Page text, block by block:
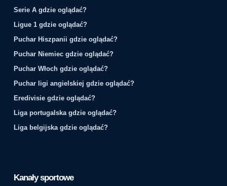
Serie A gdzie oglądać?
Ligue 1 gdzie oglądać?
Puchar Hiszpanii gdzie oglądać?
Puchar Niemiec gdzie oglądać?
Puchar Włoch gdzie oglądać?
Puchar ligi angielskiej gdzie oglądać?
Eredivisie gdzie oglądać?
Liga portugalska gdzie oglądać?
Liga belgijska gdzie oglądać?
Kanały sportowe